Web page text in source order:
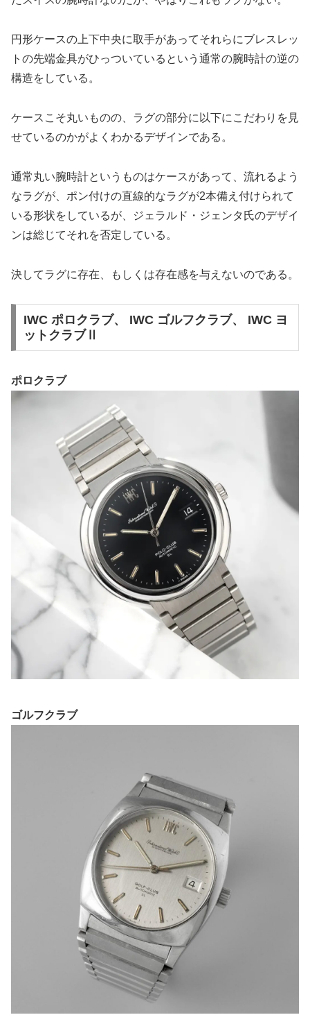
円形ケースの上下中央に取手があってそれらにブレスレッ
トの先端金具がひっついているという通常の腕時計の逆の
構造をしている。
ケースこそ丸いものの、ラグの部分に以下にこだわりを見
せているのかがよくわかるデザインである。
通常丸い腕時計というものはケースがあって、流れるよう
なラグが、ポン付けの直線的なラグが2本備え付けられて
いる形状をしているが、ジェラルド・ジェンタ氏のデザイ
ンは総じてそれを否定している。
決してラグに存在、もしくは存在感を与えないのである。
IWC ポロクラブ、 IWC ゴルフクラブ、 IWC ヨ
ットクラブⅡ
ポロクラブ
ゴルフクラブ